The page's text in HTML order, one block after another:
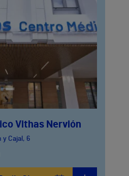
Vithas Nervión
y Cajal, 6